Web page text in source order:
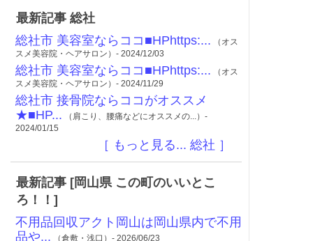
最新記事 総社
総社市 美容室ならココ■HPhttps:... （オス
スメ美容院・ヘアサロン）- 2024/12/03
総社市 美容室ならココ■HPhttps:... （オス
スメ美容院・ヘアサロン）- 2024/11/29
総社市 接骨院ならココがオススメ
★■HP... （肩こり、腰痛などにオススメの...）-
2024/01/15
［ もっと見る... 総社 ］
最新記事 [岡山県 この町のいいとこ
ろ！！]
不用品回収アクト岡山は岡山県内で不用
品や... （倉敷・浅口）- 2026/06/23